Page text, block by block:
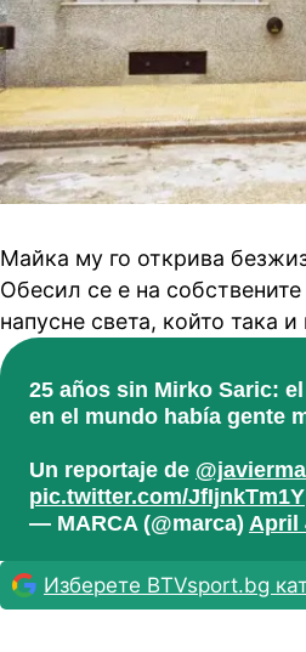
Майка му го открива
Обесил се е на
напусне света, който така
25 años sin Mirko Saric:
en el mundo había gente
Un reportaje de
pic.twitter.com/JfIjnkTm1Y
— MARCA (@marca) April
Изберете BTVsport.bg